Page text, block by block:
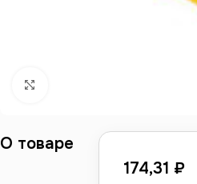
174,31 ₽
О товаре